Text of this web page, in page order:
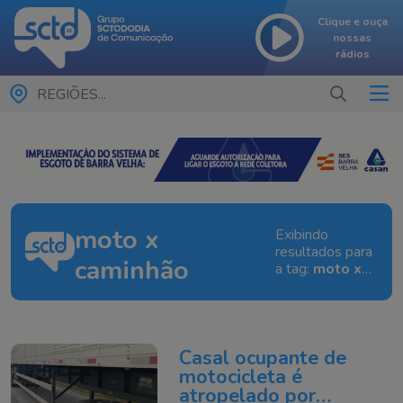
Clique e ouça
nossas
rádios
REGIÕES...
moto x
caminhão
Exibindo
resultados para
a tag: moto x
Casal ocupante de
motocicleta é
atropelado por